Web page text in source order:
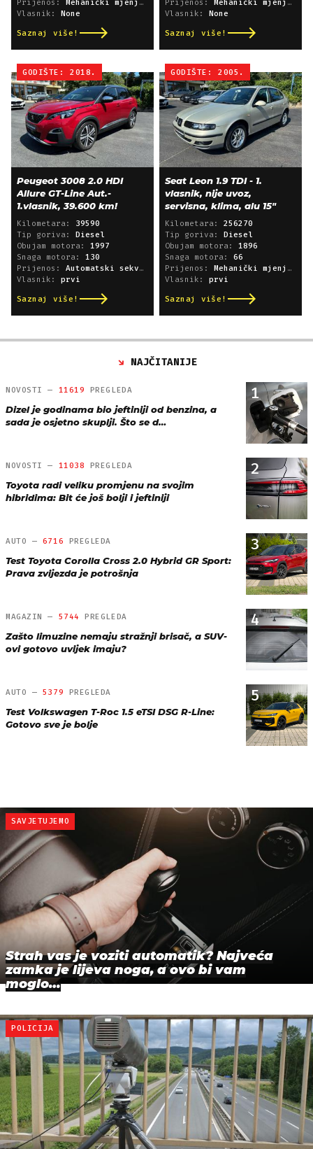
Prijenos:
Mehanički mjenjač
Vlasnik: None
Saznaj više!
Prijenos:
Mehanički mjenjač
Vlasnik: None
Saznaj više!
GODIŠTE: 2018.
Peugeot 3008 2.0 HDI
Allure GT-Line Aut.-
1.vlasnik, 39.600 km!
Kilometara: 39590
Tip goriva: Diesel
Obujam motora: 1997
Snaga motora: 130
Prijenos: Automatski sekvencijski
Vlasnik: prvi
Saznaj više!
GODIŠTE: 2005.
Seat Leon 1.9 TDI - 1.
vlasnik, nije uvoz,
servisna, klima, alu 15"
Kilometara: 256270
Tip goriva: Diesel
Obujam motora: 1896
Snaga motora: 66
Prijenos: Mehanički mjenjač
Vlasnik: prvi
Saznaj više!
NAJČITANIJE
1
NOVOSTI — 11619 PREGLEDA
Dizel je godinama bio jeftiniji od benzina, a
sada je osjetno skuplji. Što se d…
2
NOVOSTI — 11038 PREGLEDA
Toyota radi veliku promjenu na svojim
hibridima: Bit će još bolji i jeftiniji
3
AUTO — 6716 PREGLEDA
Test Toyota Corolla Cross 2.0 Hybrid GR Sport:
Prava zvijezda je potrošnja
4
MAGAZIN — 5744 PREGLEDA
Zašto limuzine nemaju stražnji brisač, a SUV-
ovi gotovo uvijek imaju?
5
AUTO — 5379 PREGLEDA
Test Volkswagen T-Roc 1.5 eTSI DSG R-Line:
Gotovo sve je bolje
SAVJETUJEMO
Strah vas je voziti automatik? Najveća
zamka je lijeva noga, a ovo bi vam
moglo…
POLICIJA